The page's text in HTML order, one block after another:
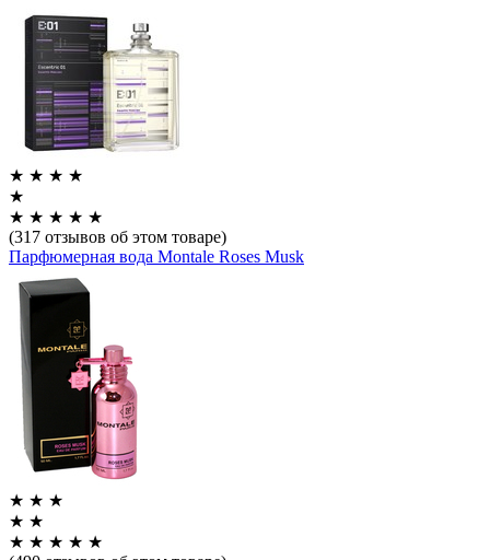
★ ★ ★ ★
★
★ ★ ★ ★ ★
(317 отзывов об этом товаре)
Парфюмерная вода Montale Roses Musk
★ ★ ★
★ ★
★ ★ ★ ★ ★